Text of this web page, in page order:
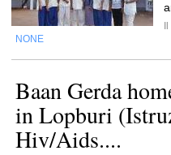
NONE
Baan Gerda
in Lopburi
Hiv/Aids....